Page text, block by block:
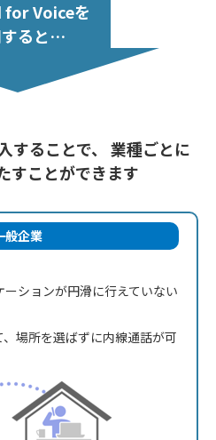
for Voiceを
ると…
ることで、 業種ごとに
すことができます
般企業
ーションが円滑に行えていない
場所を選ばずに内線通話が可